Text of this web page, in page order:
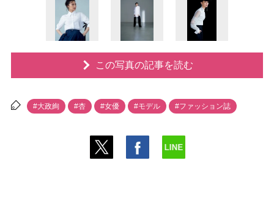
この写真の記事を読む
#大政絢 #杏 #女優 #モデル #ファッション誌